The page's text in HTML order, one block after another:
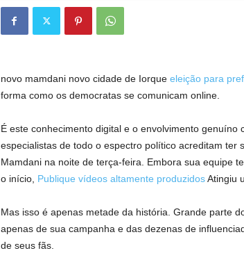
novo mamdani novocidade de Iorque eleição para
forma como os democratas se comunicam online.
É este conhecimento digital e o envolvimento
especialistas de todo o espectro político acreditam ter
Mamdani na noite de terça-feira. Embora sua equipe
o início, Publique vídeos altamente produzidosAtingiu
Mas isso é apenas metade da história. Grande parte
apenas de sua campanha e das dezenas de
de seus fãs.